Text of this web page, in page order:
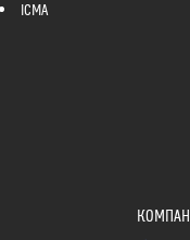
ICMA